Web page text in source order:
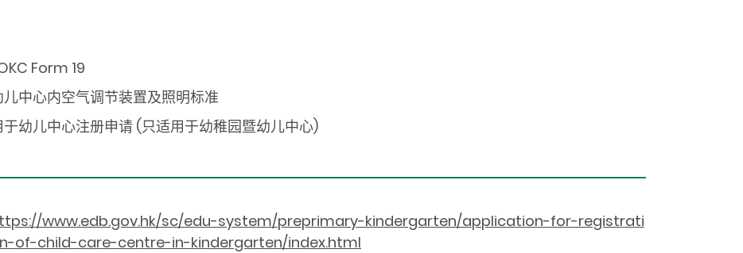
Form 19
儿中心内空气调节装置及照明标准
于幼儿中心注册申请 (只适用于幼稚园暨幼儿中心)
www.edb.gov.hk/sc/edu-system/preprimary-kindergarten/application-for-registrati
of-child-care-centre-in-kindergarten/index.html